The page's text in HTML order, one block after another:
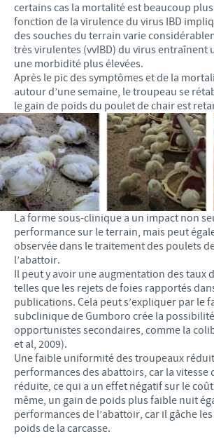
certains cas la mortalité est beaucoup plus
fonction de la virulence du virus IBD
des souches du terrain varie
très virulentes (vvIBD) du virus entraînent
une morbidité plus élevées.
Après le pic des symptômes et de la
autour d’une semaine, le troupeau se
le gain de poids du poulet de chair est
La forme sous-clinique a un impact non
performance sur le terrain, mais peut
observée dans le traitement des poulets
l’abattoir.
Il peut y avoir une augmentation des taux
telles que les rejets de foies rapportés
publications. Cela peut s’expliquer par le
subclinique de Gumboro crée la
opportunistes secondaires, comme la
et al, 2009).
Une faible uniformité des troupeaux
performances des abattoirs, car la vitesse
réduite, ce qui a un effet négatif sur le
même, un gain de poids plus faible nuit
performances de l’abattoir, car il gâche
poids de la carcasse.